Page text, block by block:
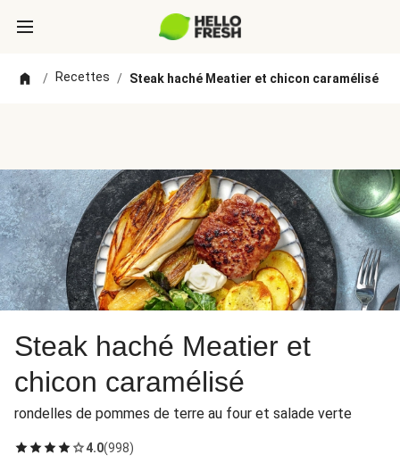
/ Recettes / Steak haché Meatier et chicon caramélisé
Steak haché Meatier et
chicon caramélisé
rondelles de pommes de terre au four et salade verte
4.0(998)